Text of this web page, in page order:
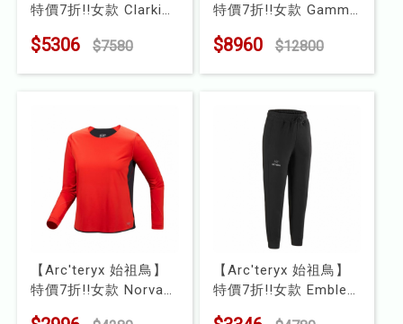
特價7折!!女款 Clarkia
型號 : X000009318
$5306 $7580
特價7折!!女款 Gamma
型號 : X000008907
$8960 $12800
【Arc'teryx 始祖鳥】
特價7折!!女款 Norvan
【Arc'teryx 始祖鳥】
特價7折!!女款 Emblem